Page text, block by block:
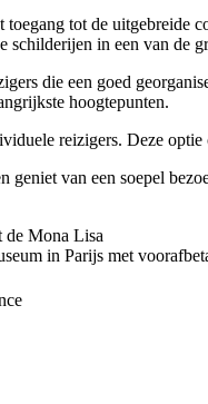
tot de uitgebreide
schilderijen in een van de
die een goed
hoogtepunten.
reizigers. Deze
van een soepel
de Mona Lisa
in Parijs met